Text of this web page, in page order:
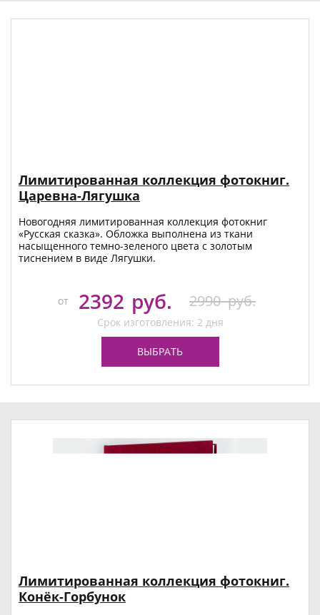
Лимитированная коллекция фотокниг.
Царевна-Лягушка
Новогодняя лимитированная коллекция фотокниг
«Русская сказка». Обложка выполнена из ткани
насыщенного темно-зеленого цвета с золотым
тиснением в виде Лягушки.
от 2392 руб. 2990 руб.
Срок изготовления: 2 дня
ВЫБРАТЬ
Лимитированная коллекция фотокниг.
Конёк-Горбунок